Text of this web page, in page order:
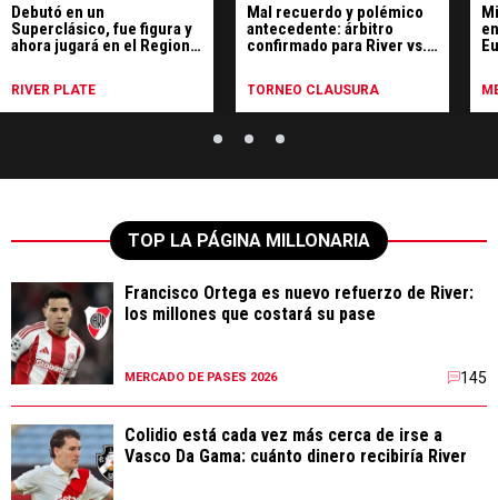
Debutó en un
Superclásico, fue figura y
ahora jugará en el Regional
RIVER PLATE
Mal recuerdo y polémico
antecedente: árbitro
confirmado para River vs.
TORNEO CLAUSURA
TOP LA PÁGINA MILLONARIA
Francisco Ortega es nuevo refuerzo de River:
los millones que costará su pase
MERCADO DE PASES 2026 145
Colidio está cada vez más cerca de irse a
Vasco Da Gama: cuánto dinero recibiría River